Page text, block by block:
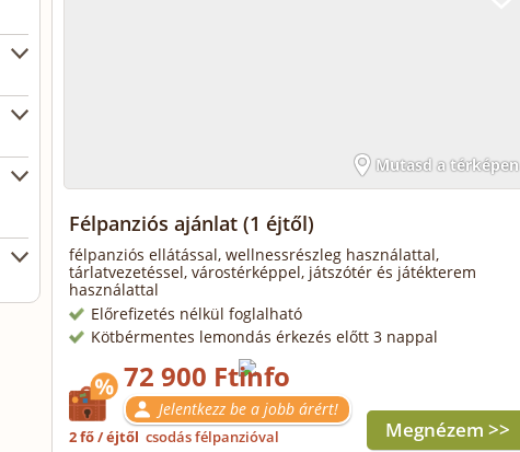
Mutasd a térképen
Félpanziós ajánlat (1 éjtől)
félpanziós ellátással, wellnessrészleg használattal,
tárlatvezetéssel, várostérképpel, játszótér és játékterem
használattal
Előrefizetés nélkül foglalható
Kötbérmentes lemondás érkezés előtt 3 nappal
72 900 Ft
Jelentkezz be a jobb árért!
2 fő / éjtől csodás félpanzióval Megnézem >>